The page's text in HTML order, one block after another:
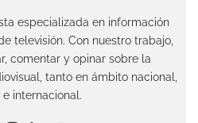
especializada en información
televisión. Con nuestro trabajo,
comentar y opinar sobre la
tanto en ámbito nacional,
internacional.